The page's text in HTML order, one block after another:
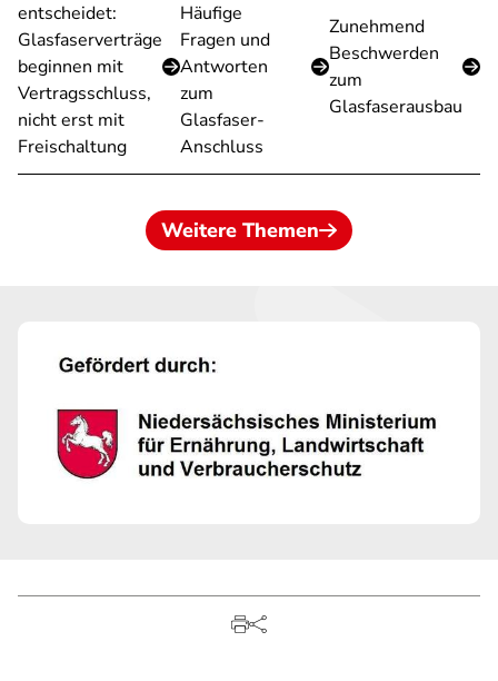
entscheidet:
Glasfaserverträge
beginnen mit
Vertragsschluss,
nicht erst mit
Freischaltung
Häufige
Fragen und
Antworten
zum
Glasfaser-
Anschluss
Zunehmend
Beschwerden
zum
Glasfaserausbau
Weitere Themen